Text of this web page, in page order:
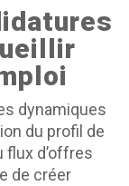
dynamiques
du profil de
flux d’offres
de créer